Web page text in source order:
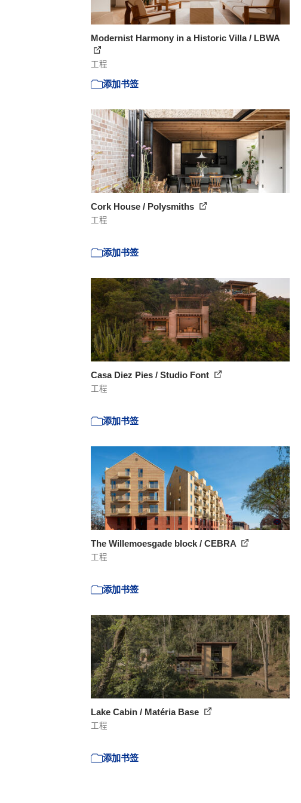
Modernist Harmony in a Historic Villa / LBWA
工程
添加书签
Cork House / Polysmiths
工程
添加书签
Casa Diez Pies / Studio Font
工程
添加书签
The Willemoesgade block / CEBRA
工程
添加书签
Lake Cabin / Matéria Base
工程
添加书签